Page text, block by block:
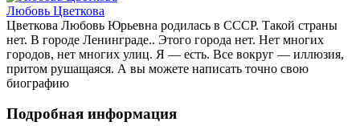
Любовь Цветкова
Цветкова Любовь Юрьевна родилась в СССР. Такой страны
нет. В городе Ленинграде.. Этого города нет. Нет многих
городов, нет многих улиц. Я — есть. Все вокруг — иллюзия,
притом рушащаяся. А вы можете написать точно свою
биографию
Подробная информация